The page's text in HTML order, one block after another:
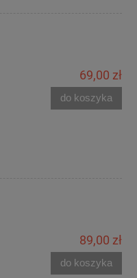
69,00 zł
do koszyka
89,00 zł
do koszyka